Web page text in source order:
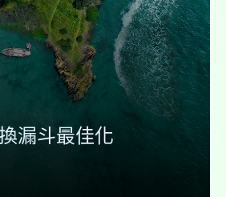
漏斗最佳化